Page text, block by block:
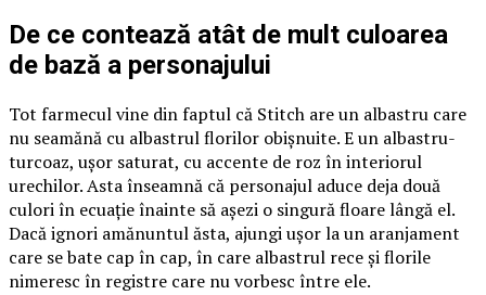
De ce contează atât de mult culoarea
de bază a personajului
Tot farmecul vine din faptul că Stitch are un albastru care
nu seamănă cu albastrul florilor obișnuite. E un albastru-
turcoaz, ușor saturat, cu accente de roz în interiorul
urechilor. Asta înseamnă că personajul aduce deja două
culori în ecuație înainte să așezi o singură floare lângă el.
Dacă ignori amănuntul ăsta, ajungi ușor la un aranjament
care se bate cap în cap, în care albastrul rece și florile
nimeresc în registre care nu vorbesc între ele.